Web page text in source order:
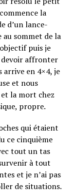
la
d’un lance-
sommet de la
puis je
devoir affronter
arrive en 4×4, je
et nous
la mort chez
propre.
qui étaient
ce cinquième
tout un tas
à tout
et je n’ai pas
de situations.